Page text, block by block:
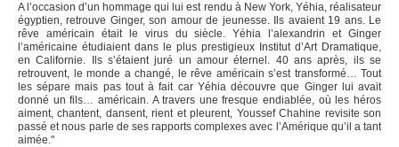
A l’occasion d’un hommage qui lui est rendu à New York, Yéhia, réalisateur
égyptien, retrouve Ginger, son amour de jeunesse. Ils avaient 19 ans. Le
rêve américain était le virus du siècle. Yéhia l’alexandrin et Ginger
l’américaine étudiaient dans le plus prestigieux Institut d’Art Dramatique,
en Californie. Ils s’étaient juré un amour éternel. 40 ans après, ils se
retrouvent, le monde a changé, le rêve américain s’est transformé… Tout
les sépare mais pas tout à fait car Yéhia découvre que Ginger lui avait
donné un fils… américain. A travers une fresque endiablée, où les héros
aiment, chantent, dansent, rient et pleurent, Youssef Chahine revisite son
passé et nous parle de ses rapports complexes avec l’Amérique qu’il a tant
aimée."